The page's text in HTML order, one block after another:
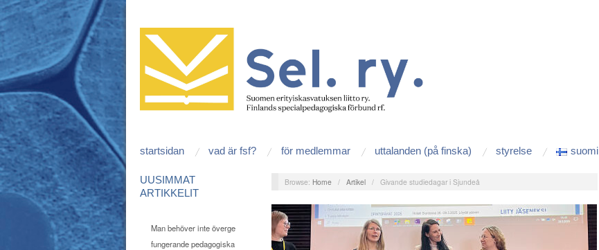
startsidan vad är fsf? för medlemmar uttalanden (på finska) styrelse suomi
UUSIMMAT
ARTIKKELIT
Man behöver inte överge
fungerande pedagogiska
Browse: Home / Artikel / Givande studiedagar i Sjundeå